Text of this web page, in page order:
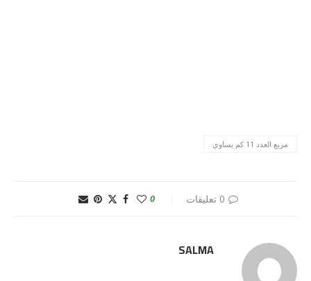
مربع العدد 11 كم يساوي
0 تعليقات 0
SALMA